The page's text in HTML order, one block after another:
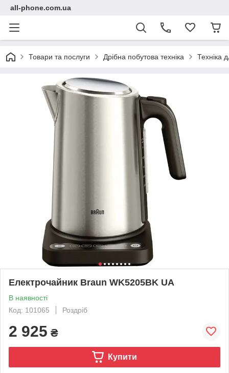
all-phone.com.ua
Товари та послуги Дрібна побутова техніка Техніка
Електрочайник Braun WK5205BK UA
В наявності
Код: 101065
Роздріб
2 925 ₴
Купити